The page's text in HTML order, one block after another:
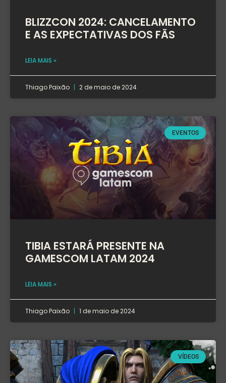
BLIZZCON 2024: CANCELAMENTO
E AS EXPECTATIVAS DOS FÃS
LEIA MAIS »
Thiago Paixão 2 de maio de 2024
EVENTOS
TIBIA ESTARÁ PRESENTE NA
GAMESCOM LATAM 2024
LEIA MAIS »
Thiago Paixão 1 de maio de 2024
VÍDEOS